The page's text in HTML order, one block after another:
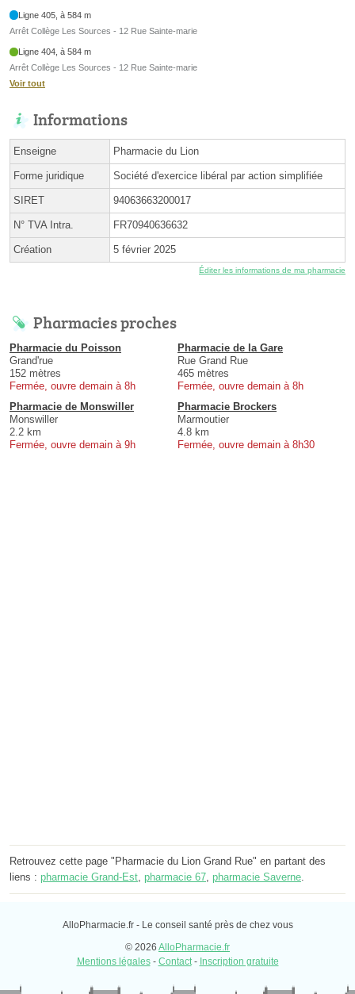
Ligne 405, à 584 m
Arrêt Collège Les Sources - 12 Rue Sainte-marie
Ligne 404, à 584 m
Arrêt Collège Les Sources - 12 Rue Sainte-marie
Voir tout
Informations
Enseigne Pharmacie du Lion
Forme juridique Société d'exercice libéral par action simplifiée
SIRET 94063663200017
N° TVA Intra. FR70940636632
Création 5 février 2025
Éditer les informations de ma pharmacie
Pharmacies proches
Pharmacie du Poisson
Grand'rue
152 mètres
Fermée, ouvre demain à 8h
Pharmacie de la Gare
Rue Grand Rue
465 mètres
Fermée, ouvre demain à 8h
Pharmacie de Monswiller
Monswiller
2.2 km
Fermée, ouvre demain à 9h
Pharmacie Brockers
Marmoutier
4.8 km
Fermée, ouvre demain à 8h30
Retrouvez cette page "Pharmacie du Lion Grand Rue" en partant des
liens : pharmacie Grand-Est, pharmacie 67, pharmacie Saverne.
AlloPharmacie.fr - Le conseil santé près de chez vous
© 2026 AlloPharmacie.fr
Mentions légales- Contact- Inscription gratuite